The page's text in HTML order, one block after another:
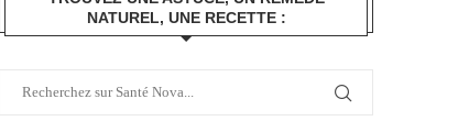
NATUREL, UNE RECETTE :